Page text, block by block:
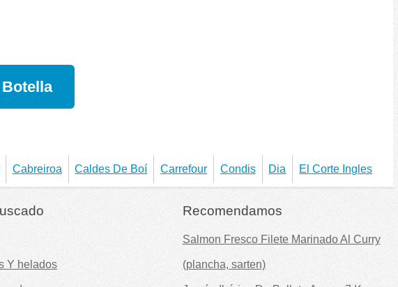
Cabreiroa Caldes De Boí Carrefour Condis Dia El Corte Ingles
Y helados
Recomendamos
Salmon Fresco Filete Marinado Al Curry
(plancha, sarten)